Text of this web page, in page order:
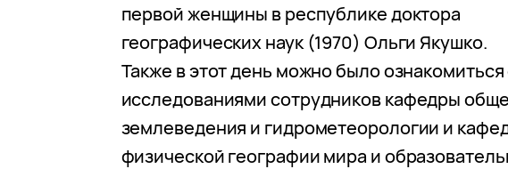
первой женщины в республике доктора
географических наук (1970) Ольги Якушко.
Также в этот день можно было ознакомиться
исследованиями сотрудников кафедры
землеведения и гидрометеорологии и
физической географии мира и